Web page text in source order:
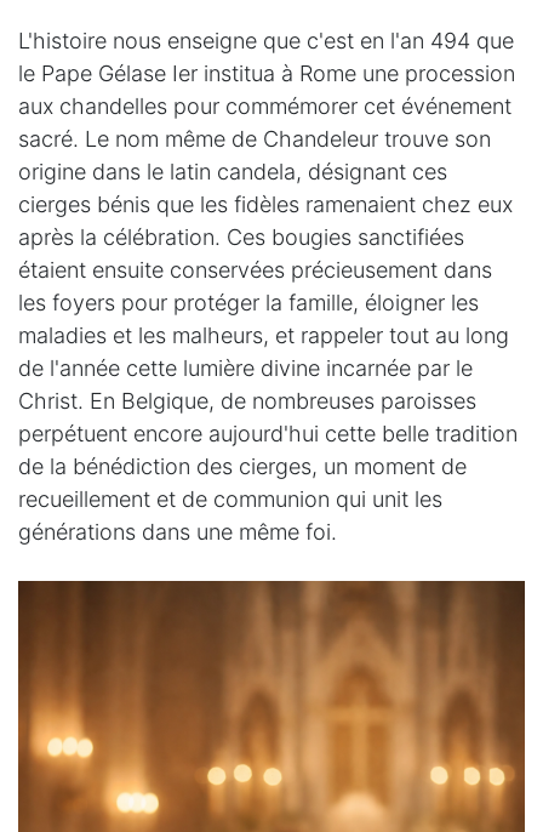
L'histoire nous enseigne que c'est en l'an 494 que
le Pape Gélase Ier institua à Rome une procession
aux chandelles pour commémorer cet événement
sacré. Le nom même de Chandeleur trouve son
origine dans le latin candela, désignant ces
cierges bénis que les fidèles ramenaient chez eux
après la célébration. Ces bougies sanctifiées
étaient ensuite conservées précieusement dans
les foyers pour protéger la famille, éloigner les
maladies et les malheurs, et rappeler tout au long
de l'année cette lumière divine incarnée par le
Christ. En Belgique, de nombreuses paroisses
perpétuent encore aujourd'hui cette belle tradition
de la bénédiction des cierges, un moment de
recueillement et de communion qui unit les
générations dans une même foi.